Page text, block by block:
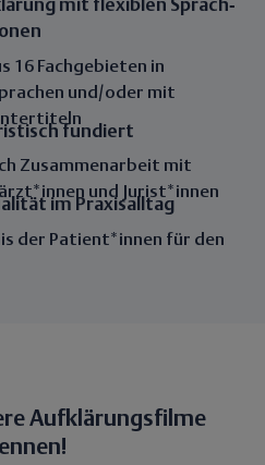
mit flexiblen Sprach‑
16 Fachgebieten in
und/oder mit
fundiert
Zusammenarbeit mit
und Jurist*innen
im Praxisalltag
der Patient*innen für den
Aufklärungsfilme